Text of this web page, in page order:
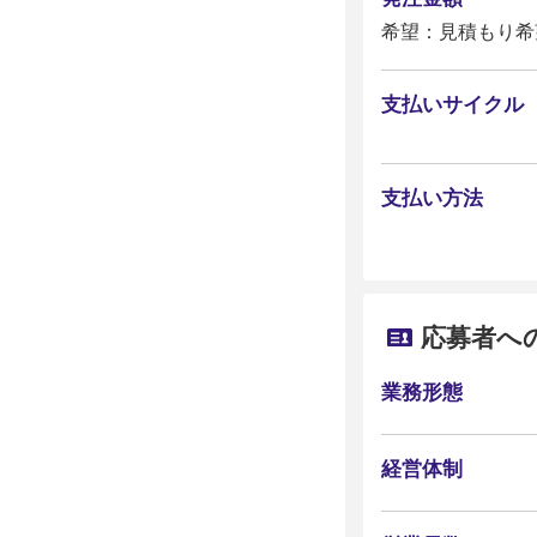
希望：見積もり希
支払いサイクル
支払い方法
応募者へ
業務形態
経営体制